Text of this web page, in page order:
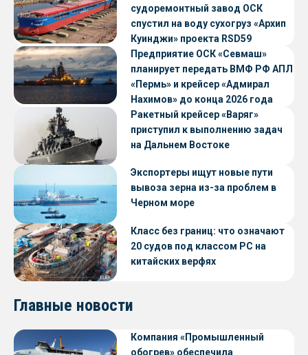
судоремонтный завод ОСК
спустил на воду сухогруз «Архип
Куинджи» проекта RSD59
Предприятие ОСК «Севмаш»
планирует передать ВМФ РФ АПЛ
«Пермь» и крейсер «Адмирал
Нахимов» до конца 2026 года
Ракетный крейсер «Варяг»
приступил к выполнению задач
на Дальнем Востоке
Экспортеры ищут новые пути
вывоза зерна из-за проблем в
Черном море
Класс без границ: что означают
20 судов под классом РС на
китайских верфях
Главные новости
Компания «Промышленный
обогрев» обеспечила